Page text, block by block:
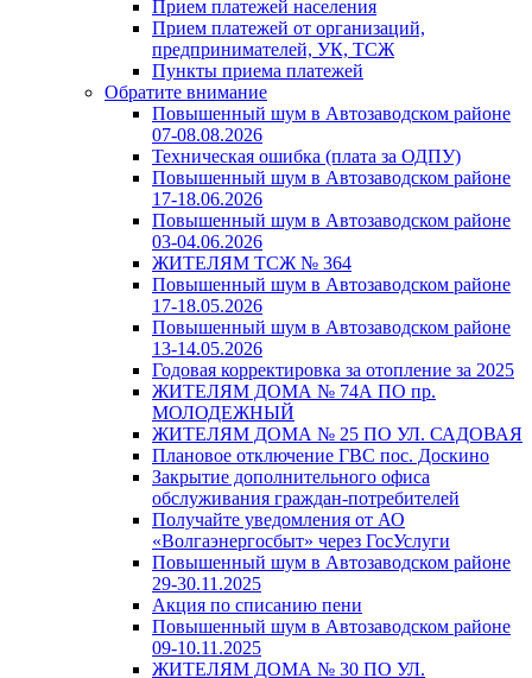
Прием платежей населения
Прием платежей от организаций,
предпринимателей, УК, ТСЖ
Пункты приема платежей
Обратите внимание
Повышенный шум в Автозаводском районе
07-08.08.2026
Техническая ошибка (плата за ОДПУ)
Повышенный шум в Автозаводском районе
17-18.06.2026
Повышенный шум в Автозаводском районе
03-04.06.2026
ЖИТЕЛЯМ ТСЖ № 364
Повышенный шум в Автозаводском районе
17-18.05.2026
Повышенный шум в Автозаводском районе
13-14.05.2026
Годовая корректировка за отопление за 2025
ЖИТЕЛЯМ ДОМА № 74А ПО пр.
МОЛОДЕЖНЫЙ
ЖИТЕЛЯМ ДОМА № 25 ПО УЛ. САДОВАЯ
Плановое отключение ГВС пос. Доскино
Закрытие дополнительного офиса
обслуживания граждан-потребителей
Получайте уведомления от АО
«Волгаэнергосбыт» через ГосУслуги
Повышенный шум в Автозаводском районе
29-30.11.2025
Акция по списанию пени
Повышенный шум в Автозаводском районе
09-10.11.2025
ЖИТЕЛЯМ ДОМА № 30 ПО УЛ.